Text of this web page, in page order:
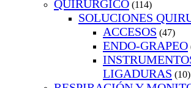
QUIRURGICO (114)
SOLUCIONES
ACCESOS (47)
ENDO-GRAPEO
LIGADURAS (10)